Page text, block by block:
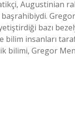
Augustinian
bazı
insanları
bilimi, Gregor